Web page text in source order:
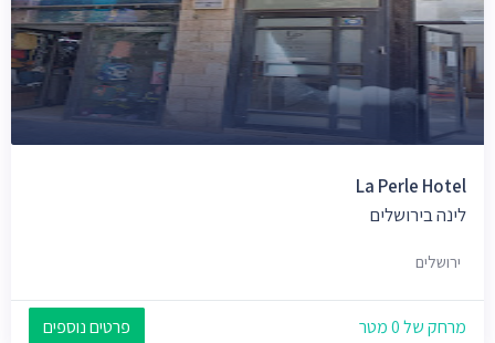
La Perle Hotel
לינה בירושלים
ירושלים
מרחק של 0 מטר פרטים נוספים